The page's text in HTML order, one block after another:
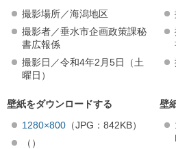
撮影場所／海潟地区
撮影者／垂水市企画政策課秘
書広報係
撮影日／令和4年2月5日（土
曜日）
壁紙をダウンロードする
1280×800 （JPG：842KB）
（）
壁